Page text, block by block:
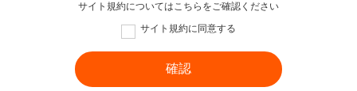
サイト規約についてはこちら をご確認ください
サイト規約に同意する